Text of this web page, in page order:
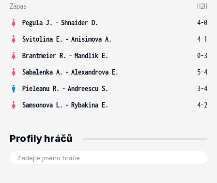
Zápas
H2H
Pegula J. - Shnaider D.
4-0
Svitolina E. - Anisimova A.
4-1
Brantmeier R. - Mandlik E.
0-3
Sabalenka A. - Alexandrova E.
5-4
Pieleanu R. - Andreescu S.
3-4
Samsonova L. - Rybakina E. 4-2
Profily hráčů